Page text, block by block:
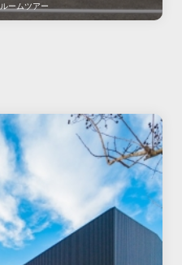
ルームツアー